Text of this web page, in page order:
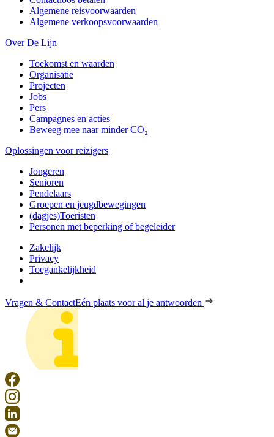
Algemene reisvoorwaarden
Algemene verkoopsvoorwaarden
Over De Lijn
Toekomst en waarden
Organisatie
Projecten
Jobs
Pers
Campagnes en acties
Beweeg mee naar minder CO₂
Oplossingen voor reizigers
Jongeren
Senioren
Pendelaars
Groepen en jeugdbewegingen
(dagjes)Toeristen
Personen met beperking of begeleider
Zakelijk
Privacy
Toegankelijkheid
Vragen & ContactEén plaats voor al je antwoorden